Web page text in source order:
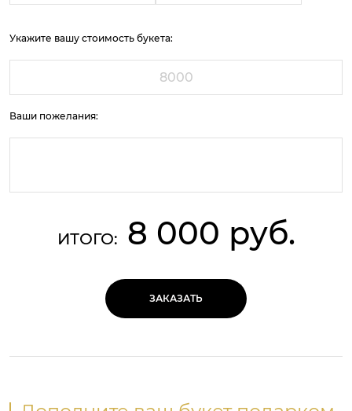
Укажите вашу стоимость букета:
Ваши пожелания:
ИТОГО: 8 000 руб.
ЗАКАЗАТЬ